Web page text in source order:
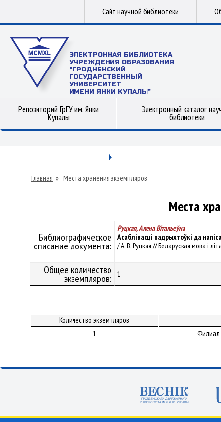
Сайт научной библиотеки
ЭЛЕКТРОННАЯ БИБЛИОТЕКА
УЧРЕЖДЕНИЯ ОБРАЗОВАНИЯ
"ГРОДНЕНСКИЙ
ГОСУДАРСТВЕННЫЙ
УНИВЕРСИТЕТ
ИМЕНИ ЯНКИ КУПАЛЫ"
Репозиторий ГрГУ им. Янки
Купалы
Электронный каталог
библиотеки
Главная » Места хранения экземпляров
Места
Библиографическое
описание документа:
Руцкая, Алена Вiтальеўна
Асаблівасці падрыхтоўкі да
/ А. В. Руцкая // Беларуская мова і
Общее количество
экземпляров: 1
Количество экземпляров
1
Филиал